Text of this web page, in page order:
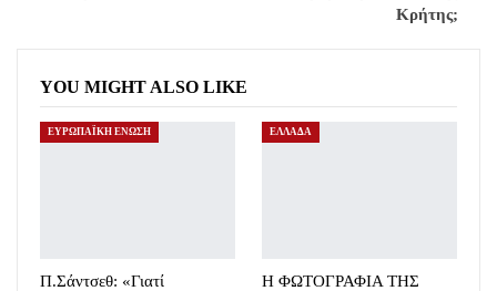
Κρήτης;
YOU MIGHT ALSO LIKE
ΕΥΡΩΠΑΪΚΗ ΕΝΩΣΗ
Π.Σάντσεθ: «Γιατί
ΕΛΛΑΔΑ
Η ΦΩΤΟΓΡΑΦΙΑ ΤΗΣ